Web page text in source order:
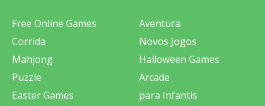
Free Online Games
Corrida
Mahjong
Puzzle
Easter Games
Aventura
Novos Jogos
Halloween Games
Arcade
para Infantis